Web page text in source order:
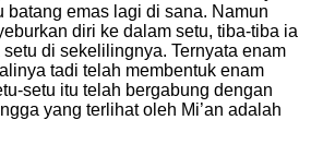
batang emas lagi di sana. Namun
diri ke dalam setu, tiba-tiba ia
di sekelilingnya. Ternyata enam
tadi telah membentuk enam
setu itu telah bergabung dengan
yang terlihat oleh Mi’an adalah